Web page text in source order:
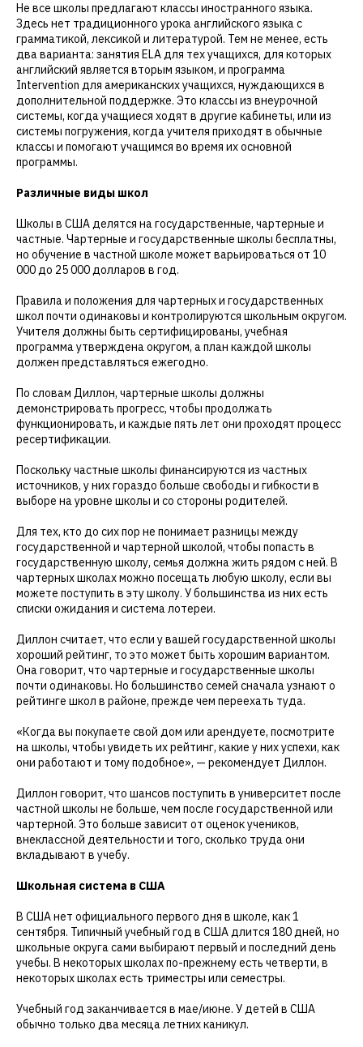
Не все школы предлагают классы иностранного языка.
Здесь нет традиционного урока английского языка с
грамматикой, лексикой и литературой. Тем не менее, есть
два варианта: занятия ELA для тех учащихся, для которых
английский является вторым языком, и программа
Intervention для американских учащихся, нуждающихся в
дополнительной поддержке. Это классы из внеурочной
системы, когда учащиеся ходят в другие кабинеты, или из
системы погружения, когда учителя приходят в обычные
классы и помогают учащимся во время их основной
программы.
Различные виды школ
Школы в США делятся на государственные, чартерные и
частные. Чартерные и государственные школы бесплатны,
но обучение в частной школе может варьироваться от 10
000 до 25 000 долларов в год.
Правила и положения для чартерных и государственных
школ почти одинаковы и контролируются школьным округом.
Учителя должны быть сертифицированы, учебная
программа утверждена округом, а план каждой школы
должен представляться ежегодно.
По словам Диллон, чартерные школы должны
демонстрировать прогресс, чтобы продолжать
функционировать, и каждые пять лет они проходят процесс
ресертификации.
Поскольку частные школы финансируются из частных
источников, у них гораздо больше свободы и гибкости в
выборе на уровне школы и со стороны родителей.
Для тех, кто до сих пор не понимает разницы между
государственной и чартерной школой, чтобы попасть в
государственную школу, семья должна жить рядом с ней. В
чартерных школах можно посещать любую школу, если вы
можете поступить в эту школу. У большинства из них есть
списки ожидания и система лотереи.
Диллон считает, что если у вашей государственной школы
хороший рейтинг, то это может быть хорошим вариантом.
Она говорит, что чартерные и государственные школы
почти одинаковы. Но большинство семей сначала узнают о
рейтинге школ в районе, прежде чем переехать туда.
«Когда вы покупаете свой дом или арендуете, посмотрите
на школы, чтобы увидеть их рейтинг, какие у них успехи, как
они работают и тому подобное», — рекомендует Диллон.
Диллон говорит, что шансов поступить в университет после
частной школы не больше, чем после государственной или
чартерной. Это больше зависит от оценок учеников,
внеклассной деятельности и того, сколько труда они
вкладывают в учебу.
Школьная система в США
В США нет официального первого дня в школе, как 1
сентября. Типичный учебный год в США длится 180 дней, но
школьные округа сами выбирают первый и последний день
учебы. В некоторых школах по-прежнему есть четверти, в
некоторых школах есть триместры или семестры.
Учебный год заканчивается в мае/июне. У детей в США
обычно только два месяца летних каникул.